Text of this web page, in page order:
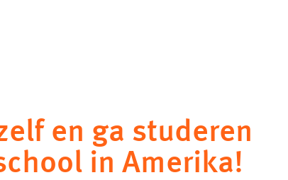
en ga studeren
in Amerika!